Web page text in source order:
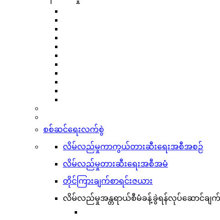
စစ်ဆင်ရေးလက်စွဲ
လိမ်လည်မှုကာကွယ်တားဆီးရေးအစီအစဉ်
လိမ်လည်မှုတားဆီးရေးအစီအမံ
တိုင်ကြားချက်စာရင်းဇယား
လိမ်လည်မှုအန္တရာယ်စီမံခန့်ခွဲရန်လုပ်ဆောင်ချက်မ